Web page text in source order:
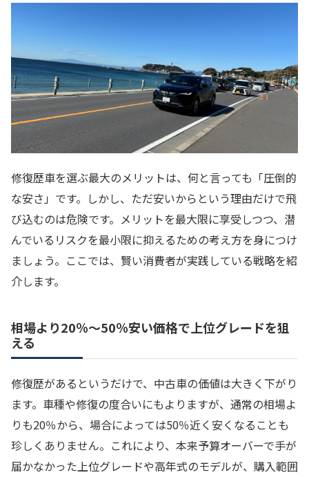
修復歴車を選ぶ最大のメリットは、何と言っても「圧倒的
な安さ」です。しかし、ただ安いからという理由だけで飛
び込むのは危険です。メリットを最大限に享受しつつ、潜
んでいるリスクを最小限に抑えるための考え方を身につけ
ましょう。ここでは、賢い消費者が実践している戦略を紹
介します。
相場より20％〜50％安い価格で上位グレードを狙
える
修復歴があるというだけで、中古車の価値は大きく下がり
ます。車種や修復の度合いにもよりますが、通常の相場よ
りも20％から、場合によっては50％近く安くなることも
珍しくありません。これにより、本来予算オーバーで手が
届かなかった上位グレードや高年式のモデルが、購入範囲